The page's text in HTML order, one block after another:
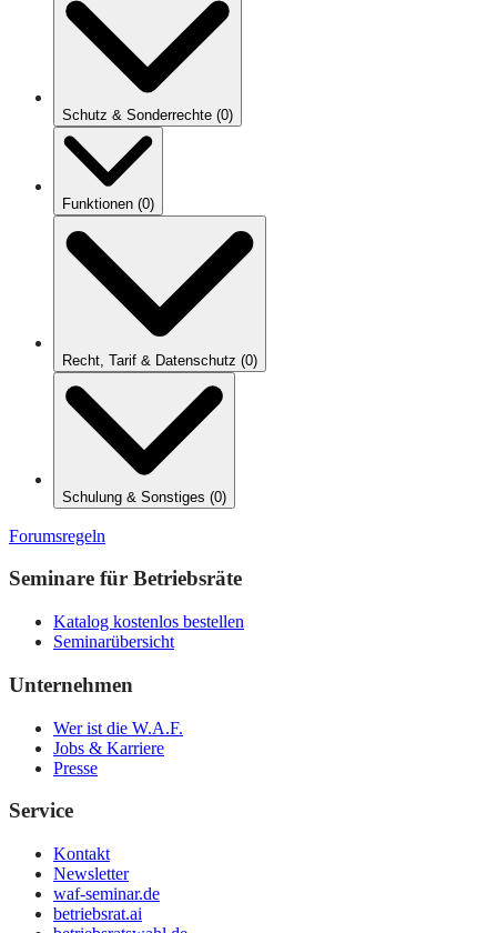
Schutz & Sonderrechte (0)
Funktionen (0)
Recht, Tarif & Datenschutz (0)
Schulung & Sonstiges (0)
Forumsregeln
Seminare für Betriebsräte
Katalog kostenlos bestellen
Seminarübersicht
Unternehmen
Wer ist die W.A.F.
Jobs & Karriere
Presse
Service
Kontakt
Newsletter
waf-seminar.de
betriebsrat.ai